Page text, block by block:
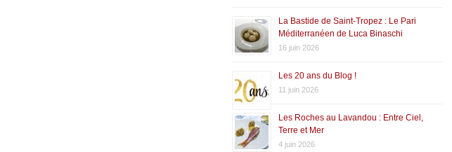
La Bastide de Saint-Tropez : Le Pari
Méditerranéen de Luca Binaschi
16 juin 2026
Les 20 ans du Blog !
11 juin 2026
Les Roches au Lavandou : Entre Ciel,
Terre et Mer
4 juin 2026